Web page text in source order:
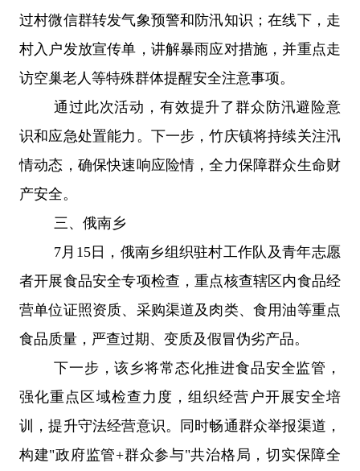
过村微信群转发气象预警和防汛知识；在线下，走
村入户发放宣传单，讲解暴雨应对措施，并重点走
访空巢老人等特殊群体提醒安全注意事项。
通过此次活动，有效提升了群众防汛避险意
识和应急处置能力。下一步，竹庆镇将持续关注汛
情动态，确保快速响应险情，全力保障群众生命财
产安全。
三、 俄南乡
7 月 15日，俄南乡组织驻村工作队及青年志愿
者开展食品安全专项检查，重点核查辖区内食品经
营单位证照资质、采购渠道及肉类、食用油等重点
食品质量，严查过期、变质及假冒伪劣产品。
下一步，该乡将常态化推进食品安全监管，
强化重点区域检查力度，组织经营户开展安全培
训，提升守法经营意识。同时畅通群众举报渠道，
构建"政府监管+群众参与"共治格局，切实保障全